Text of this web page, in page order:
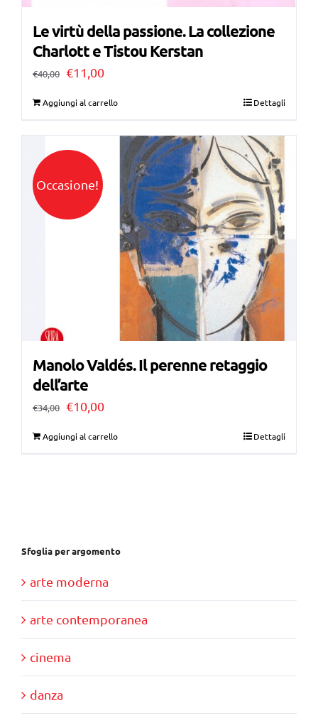
Le virtù della passione. La collezione
Charlott e Tistou Kerstan
€40,00 Il
€40,00.
€11,00Il
€11,00.
Aggiungi al carrello Dettagli
Occasione!
Manolo Valdés. Il perenne retaggio
dell’arte
€34,00 Il
€10,00Il
Aggiungi al carrello Dettagli
Sfoglia per argomento
arte moderna
arte contemporanea
cinema
danza